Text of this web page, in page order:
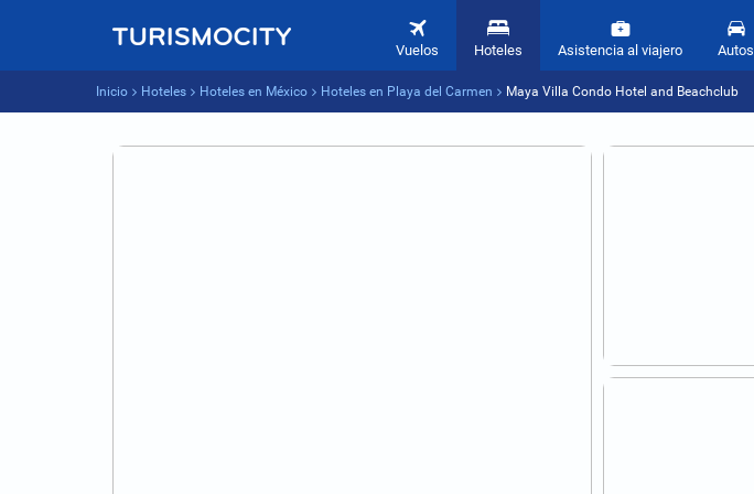
Vuelos Hoteles Asistencia al viajero Autos
Inicio Hoteles Hoteles en México Hoteles en Playa del Carmen Maya Villa Condo Hotel and Beachclub